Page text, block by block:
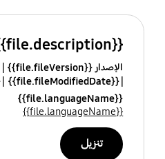
{{file.description}}
الإصدار {{file.fileVersion}}
{{file.fileModifiedDate}}
{{file.languageName}}
{{file.languageName}}
تنزيل